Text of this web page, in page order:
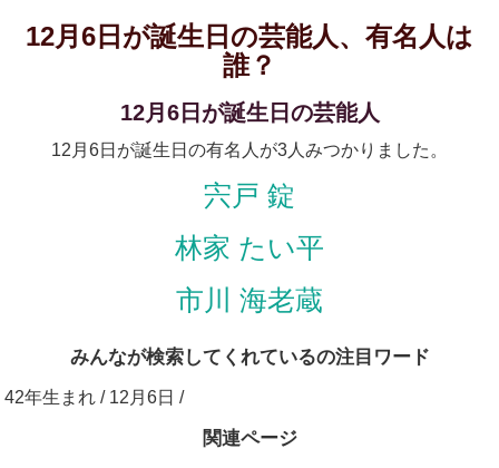
12月6日が誕生日の芸能人、有名人は
誰？
12月6日が誕生日の芸能人
12月6日が誕生日の有名人が3人みつかりました。
宍戸 錠
林家 たい平
市川 海老蔵
みんなが検索してくれているの注目ワード
42年生まれ / 12月6日 /
関連ページ